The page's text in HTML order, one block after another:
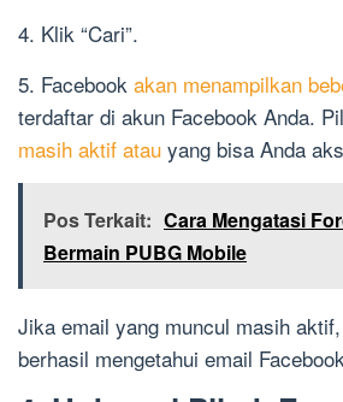
4. Klik “Cari”.
5. Facebook akan menampilkan
terdaftar di akun Facebook Anda.
masih aktif atau yang bisa Anda
Pos Terkait: Cara Mengatasi
Bermain PUBG Mobile
Jika email yang muncul masih
berhasil mengetahui email